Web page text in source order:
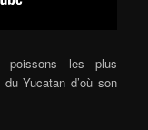
poissons les plus
Yucatan d’où son